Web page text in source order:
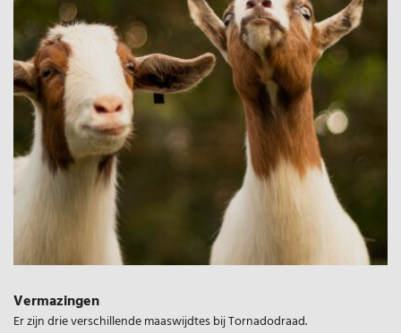
Vermazingen
Er zijn drie verschillende maaswijdtes bij Tornadodraad.